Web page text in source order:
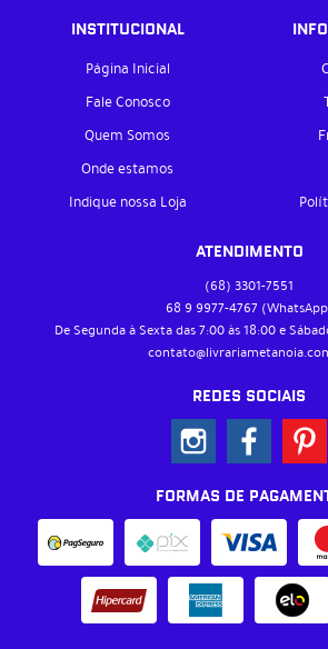
INSTITUCIONAL
Página Inicial
Fale Conosco
Quem Somos
Onde estamos
Indique nossa Loja
ATENDIMENTO
(68) 3301-7551
68 9 9977-4767
De Segunda à Sexta das 7:00 às 18:00 e
REDES SOCIAIS
FORMAS DE